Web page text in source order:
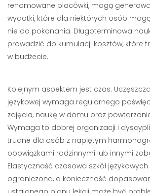
renomowane placówki, mogą
wydatki, które dla niektórych osób
nie do pokonania. Długoterminowa
prowadzić do kumulacji kosztów, które
w budżecie.
Kolejnym aspektem jest czas.
językowej wymaga regularnego
zajęcia, naukę w domu oraz
Wymaga to dobrej organizacji i
trudne dla osób z napiętym
obowiązkami rodzinnymi lub innymi
Elastyczność czasowa szkół
ograniczona, a konieczność